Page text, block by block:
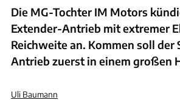
Die MG-Tochter IM Motors
Extender-Antrieb mit extremer
Reichweite an. Kommen soll der
Antrieb zuerst in einem großen
Uli Baumann